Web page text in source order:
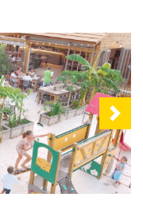
Next